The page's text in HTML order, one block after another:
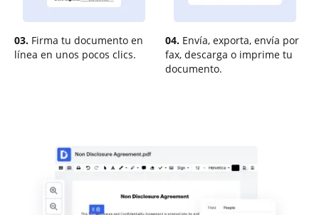
03. Firma tu documento en
línea en unos pocos clics.
04. Envía, exporta, envía por
fax, descarga o imprime tu
documento.